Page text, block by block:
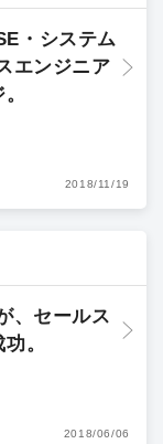
・システム
エンジニア
2018/11/19
、セールス
。
2018/06/06